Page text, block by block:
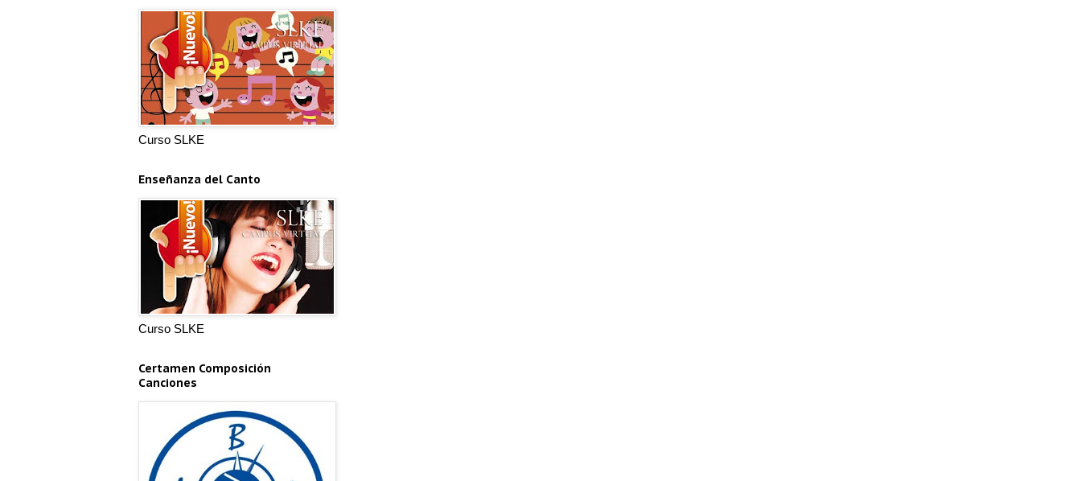
Curso SLKE
Enseñanza del Canto
Curso SLKE
Certamen Composición
Canciones